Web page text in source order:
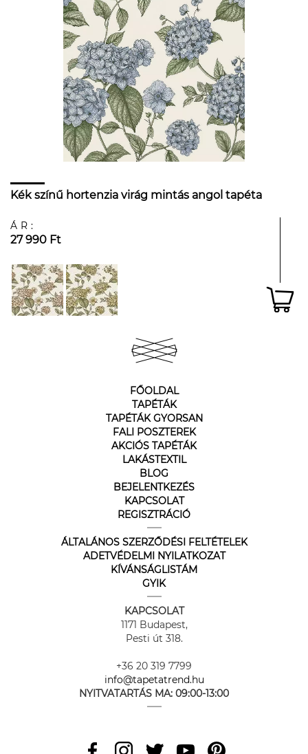
Kék színű hortenzia virág mintás angol tapéta
ÁR:
27 990 Ft
FŐOLDAL
TAPÉTÁK
TAPÉTÁK GYORSAN
FALI POSZTEREK
AKCIÓS TAPÉTÁK
LAKÁSTEXTIL
BLOG
BEJELENTKEZÉS
KAPCSOLAT
REGISZTRÁCIÓ
ÁLTALÁNOS SZERZŐDÉSI FELTÉTELEK
ADETVÉDELMI NYILATKOZAT
KÍVÁNSÁGLISTÁM
GYIK
KAPCSOLAT
1171 Budapest,
Pesti út 318.
+36 20 319 7799
info@tapetatrend.hu
NYITVATARTÁS MA: 09:00-13:00